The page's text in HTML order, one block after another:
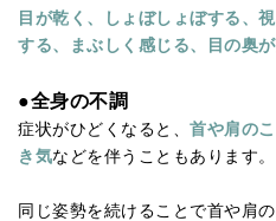
目が乾く、しょぼしょぼする、
する、まぶしく感じる、目の奥
●全身の不調
症状がひどくなると、首や肩の
き気などを伴うこともあります。
同じ姿勢を続けることで首や肩